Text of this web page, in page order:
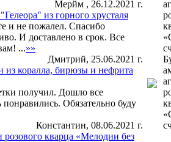
Мерйм , 26.12.2021 г.
из горного хрусталя
и не пожалел. Спасибо
И доставлено в срок. Все
...»»
Дмитрий, 25.06.2021 г.
из коралла, бирюзы и нефрита
получил. Дошло все
Обязательно буду
Константин, 08.06.2021 г.
розового кварца «Мелодии без